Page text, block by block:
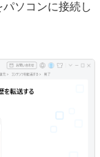
ソコンに接続し